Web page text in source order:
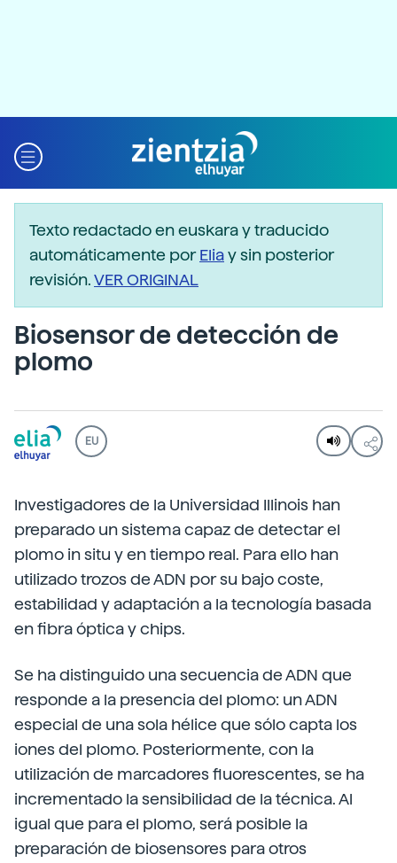
Texto redactado en euskara y traducido
automáticamente porEliay sin posterior
revisión.VER ORIGINAL
Biosensor de detección de
plomo
EU
Investigadores de la Universidad Illinois han
preparado un sistema capaz de detectar el
plomo in situ y en tiempo real. Para ello han
utilizado trozos de ADN por su bajo coste,
estabilidad y adaptación a la tecnología basada
en fibra óptica y chips.
Se ha distinguido una secuencia de ADN que
responde a la presencia del plomo: un ADN
especial de una sola hélice que sólo capta los
iones del plomo. Posteriormente, con la
utilización de marcadores fluorescentes, se ha
incrementado la sensibilidad de la técnica. Al
igual que para el plomo, será posible la
preparación de biosensores para otros